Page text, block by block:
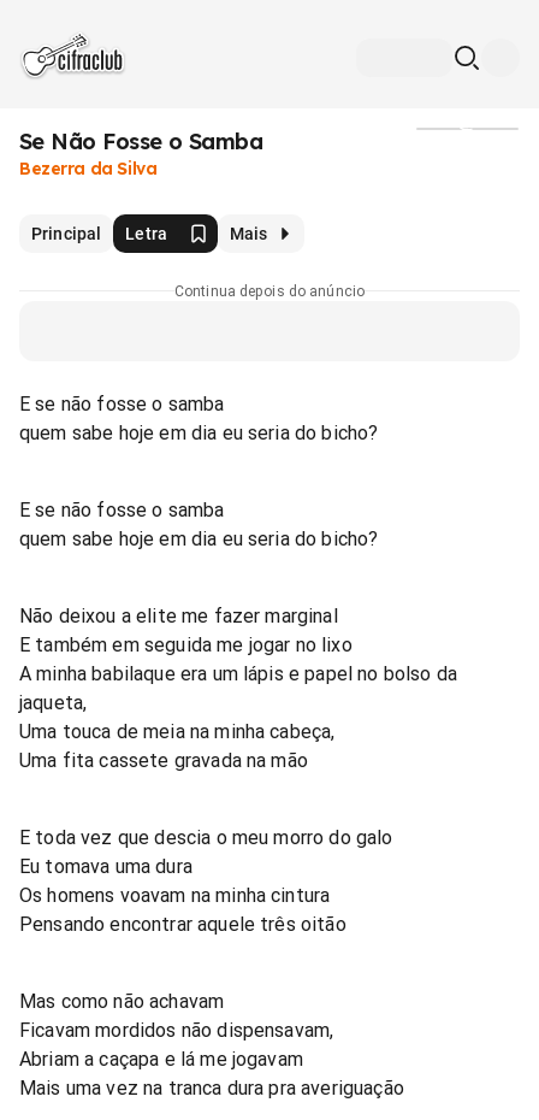
Se Não Fosse o Samba
Bezerra da Silva
Principal Letra Mais
Continua depois do anúncio
E se não fosse o samba
quem sabe hoje em dia eu seria do bicho?
E se não fosse o samba
quem sabe hoje em dia eu seria do bicho?
Não deixou a elite me fazer marginal
E também em seguida me jogar no lixo
A minha babilaque era um lápis e papel no bolso da
jaqueta,
Uma touca de meia na minha cabeça,
Uma fita cassete gravada na mão
E toda vez que descia o meu morro do galo
Eu tomava uma dura
Os homens voavam na minha cintura
Pensando encontrar aquele três oitão
Mas como não achavam
Ficavam mordidos não dispensavam,
Abriam a caçapa e lá me jogavam
Mais uma vez na tranca dura pra averiguação